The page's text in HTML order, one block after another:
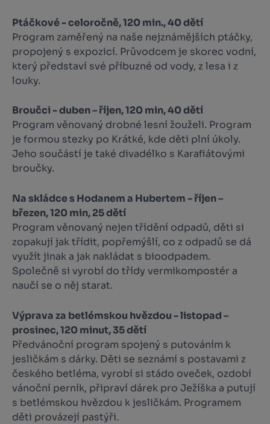
Ptáčkové - celoročně, 120 min., 40 dětí
Program zaměřený na naše nejznámějších ptáčky,
propojený s expozicí. Průvodcem je skorec vodní,
který představí své příbuzné od vody, z lesa i z
louky.
Broučci - duben – říjen, 120 min, 40 dětí
Program věnovaný drobné lesní žouželi. Program
je formou stezky po Krátké, kde děti plní úkoly.
Jeho součástí je také divadélko s Karafiátovými
broučky.
Na skládce s Hodanem a Hubertem - říjen –
březen, 120 min, 25 dětí
Program věnovaný nejen třídění odpadů, děti si
zopakují jak třídit, popřemýšlí, co z odpadů se dá
využít jinak a jak nakládat s bioodpadem.
Společně si vyrobí do třídy vermikompostér a
naučí se o něj starat.
Výprava za betlémskou hvězdou - listopad –
prosinec, 120 minut, 35 dětí
Předvánoční program spojený s putováním k
jesličkám s dárky. Děti se seznámí s postavami z
českého betléma, vyrobí si stádo oveček, ozdobí
vánoční perník, připraví dárek pro Ježíška a putují
s betlém­skou hvězdou k jesličkám. Programem
děti provázejí pastýři.